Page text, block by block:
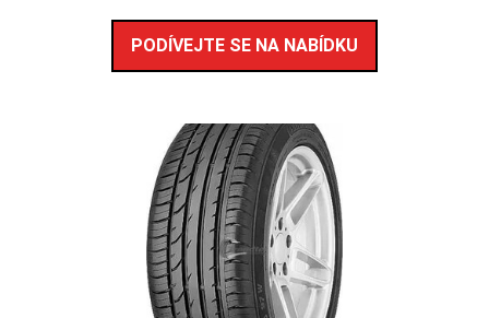
PODÍVEJTE SE NA NABÍDKU